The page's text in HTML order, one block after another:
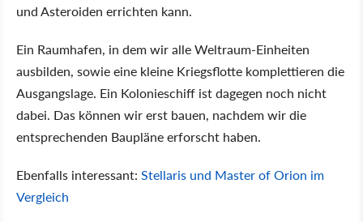
und Asteroiden errichten kann.
Ein Raumhafen, in dem wir alle Weltraum-Einheiten
ausbilden, sowie eine kleine Kriegsflotte komplettieren die
Ausgangslage. Ein Kolonieschiff ist dagegen noch nicht
dabei. Das können wir erst bauen, nachdem wir die
entsprechenden Baupläne erforscht haben.
Ebenfalls interessant: Stellaris und Master of Orion im
Vergleich